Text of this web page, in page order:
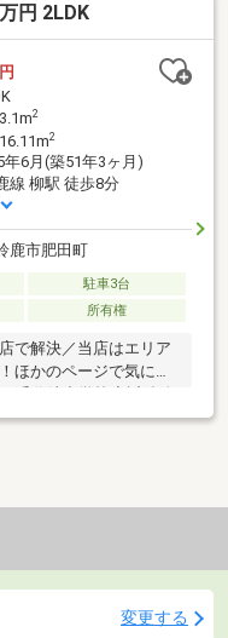
円 2LDK
2
2
年6月(築51年3ヶ月)
線 柳駅 徒歩8分
鹿市肥田町
駐車3台
所有権
で解決／当店はエリア
ほかのページで気にな
しやすい◎◆ランドリ
体感してみてくださ
＝＝＝＝＝
変更する